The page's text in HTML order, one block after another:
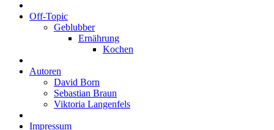
Off-Topic
Geblubber
Ernährung
Kochen
Autoren
David Born
Sebastian Braun
Viktoria Langenfels
Impressum